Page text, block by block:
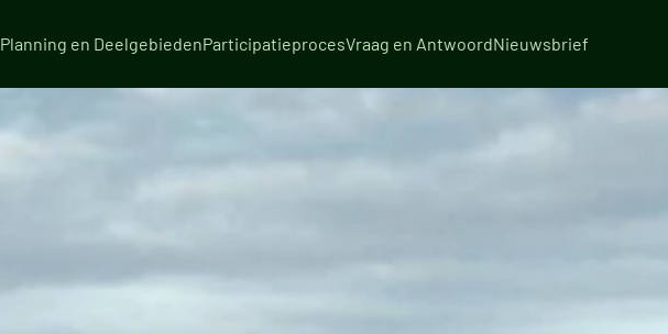
Planning en DeelgebiedenParticipatieprocesVraag en AntwoordNieuwsbrief